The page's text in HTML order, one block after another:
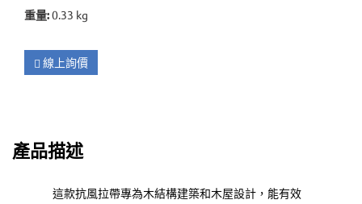
重量:0.33 kg
線上詢價
產品描述
這款抗風拉帶專為木結構建築和木屋設計，能有效